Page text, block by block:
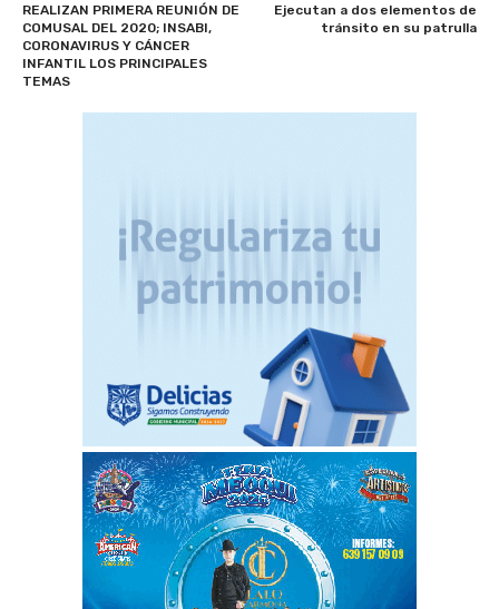
REALIZAN PRIMERA REUNIÓN DE
COMUSAL DEL 2020; INSABI,
CORONAVIRUS Y CÁNCER
INFANTIL LOS PRINCIPALES
TEMAS
Ejecutan a dos elementos de
tránsito en su patrulla